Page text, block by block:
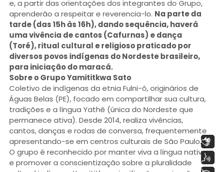
e, a partir das orientações dos integrantes do Grupo,
aprenderão a respeitar e reverencia-lo. Na parte da
tarde (das 15h às 16h), dando sequência, haverá
uma vivência de cantos (Cafurnas) e dança
(Toré), ritual cultural e religioso praticado por
diversos povos indígenas do Nordeste brasileiro,
para iniciação do maracá.
Sobre o Grupo Yamititkwa Sato
Coletivo de indígenas da etnia Fulni-ô, originários de
Águas Belas (PE), focado em compartilhar sua cultura,
tradições e a língua Yathê (única do Nordeste que
permanece ativa). Desde 2014, realiza vivências,
cantos, danças e rodas de conversa, frequentemente
apresentando-se em centros culturais de São Paulo.
O grupo é reconhecido por manter viva a língua nativa
e promover a conscientização sobre a pluralidade
Libras
Voz